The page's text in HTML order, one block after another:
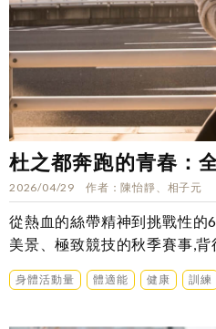
杜之都奔跑的青春：
2026/04/29 作者 陳怡靜、相子元
從熱血的絲帶精神到挑戰性的
美景、極致競技的秋季賽事,背
身體活動量 體適能 健康 訓練